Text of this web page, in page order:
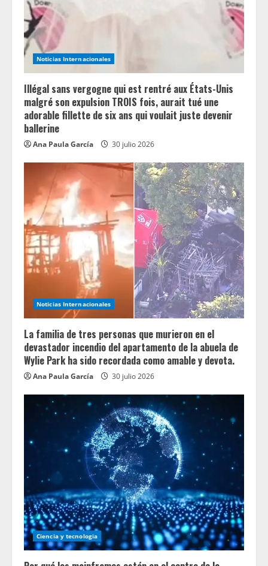
Noticias Internacionales
Illégal sans vergogne qui est rentré aux États-Unis
malgré son expulsion TROIS fois, aurait tué une
adorable fillette de six ans qui voulait juste devenir
ballerine
Ana Paula García 30 julio 2026
Noticias Internacionales
La familia de tres personas que murieron en el
devastador incendio del apartamento de la abuela de
Wylie Park ha sido recordada como amable y devota.
Ana Paula García 30 julio 2026
Ciencia y tecnologia